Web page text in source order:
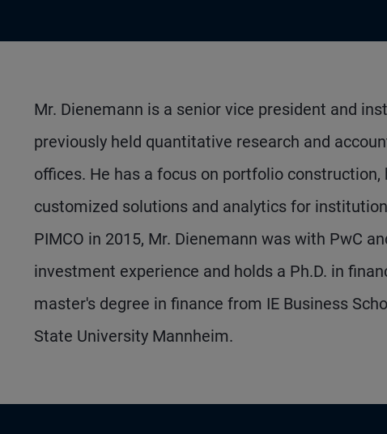
Mr. Dienemann is a senior vice president and
previously held quantitative research and
offices. He has a focus on portfolio
customized solutions and analytics for
PIMCO in 2015, Mr. Dienemann was with PwC
investment experience and holds a Ph.D. in
master's degree in finance from IE Business
State University Mannheim.